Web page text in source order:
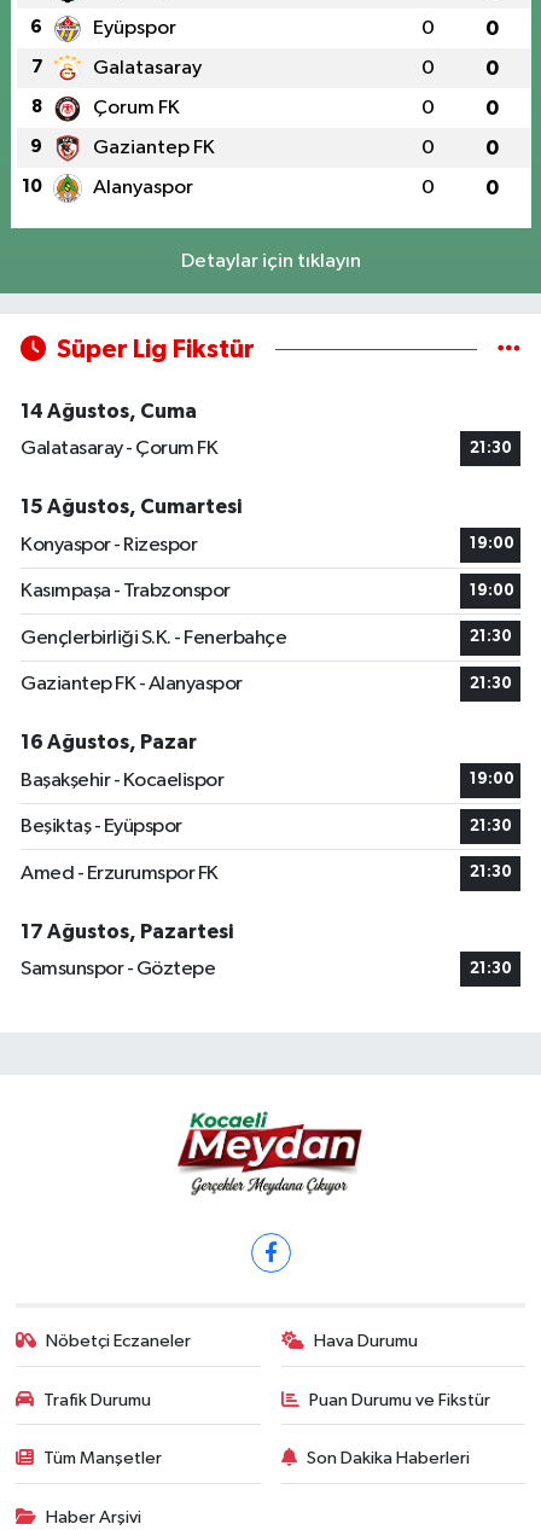
6 Eyüpspor 0 0
7 Galatasaray 0 0
8 Çorum FK 0 0
9 Gaziantep FK 0 0
10 Alanyaspor 0 0
Detaylar için tıklayın
Süper Lig Fikstür
14 Ağustos, Cuma
Galatasaray - Çorum FK
21:30
15 Ağustos, Cumartesi
Konyaspor - Rizespor
19:00
Kasımpaşa - Trabzonspor 19:00
Gençlerbirliği S.K. - Fenerbahçe 21:30
Gaziantep FK - Alanyaspor 21:30
16 Ağustos, Pazar
Başakşehir - Kocaelispor
19:00
Beşiktaş - Eyüpspor 21:30
Amed - Erzurumspor FK 21:30
17 Ağustos, Pazartesi
Samsunspor - Göztepe
21:30
Nöbetçi Eczaneler Hava Durumu
Trafik Durumu Puan Durumu ve Fikstür
Tüm Manşetler Son Dakika Haberleri
Haber Arşivi